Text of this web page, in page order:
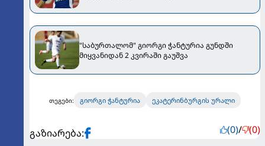
"საბურთალომ" გიორგი ჭანტურია გუნდში
მიყვანიდან 2 კვირაში გაუშვა
თეგები: გიორგი ჭანტურია ეკატერინბურგის ურალი
გაზიარება: (0)/ (0)